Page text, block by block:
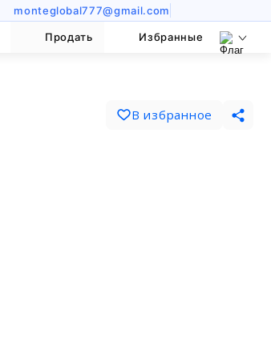
monteglobal777@gmail.com
Продать Избранные
В избранное